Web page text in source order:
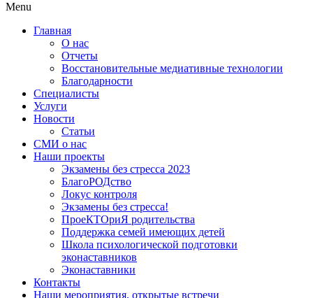
Menu
Главная
О нас
Отчеты
Восстановительные медиативные технологии
Благодарности
Специалисты
Услуги
Новости
Статьи
СМИ о нас
Наши проекты
Экзамены без стресса 2023
БлагоРОДство
Локус контроля
Экзамены без стресса!
ПроеКТОриЯ родительства
Поддержка семей имеющих детей
Школа психологической подготовки
эконаставников
Эконаставники
Контакты
Наши мероприятия, открытые встречи